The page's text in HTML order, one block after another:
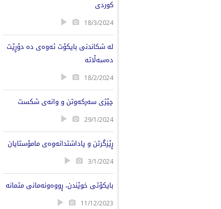
کوردی
18/3/2024
لە شکاندنی بایکۆت ئەوەی دە دۆڕێت
دەسەڵاتە
18/2/2024
چێژی سەرکەوتن و وانەی شکست
29/1/2024
ڕێزگرتن و پاداشتدانەوەی مامۆستایان
3/1/2024
بایکۆتی خوێندن، ڕووەونەمانی متمانە
11/12/2023